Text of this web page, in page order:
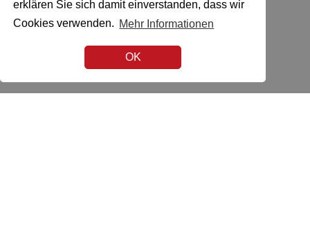
erklären Sie sich damit einverstanden, dass wir
Cookies verwenden. Mehr Informationen
OK